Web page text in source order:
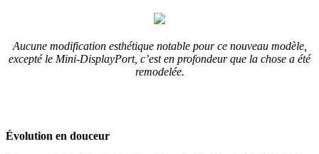
Aucune modification esthétique notable pour ce nouveau modèle,
excepté le Mini-DisplayPort, c’est en profondeur que la chose a été
remodelée.
Évolution en douceur